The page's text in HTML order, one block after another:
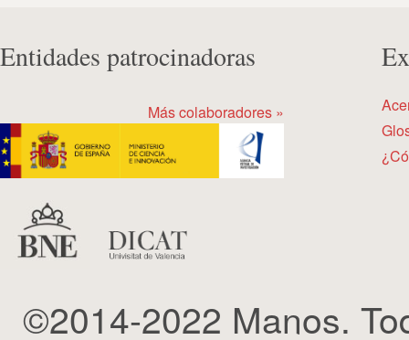
Entidades patrocinadoras
Más colaboradores »
©2014-2022 Manos.